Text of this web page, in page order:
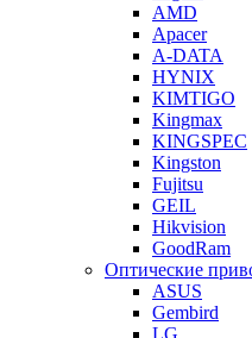
AMD
Apacer
A-DATA
HYNIX
KIMTIGO
Kingmax
KINGSPEC
Kingston
Fujitsu
GEIL
Hikvision
GoodRam
Оптические
ASUS
Gembird